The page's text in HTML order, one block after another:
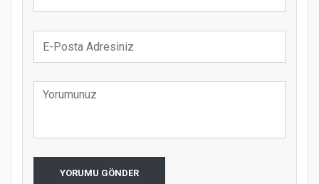
YORUMU GÖNDER